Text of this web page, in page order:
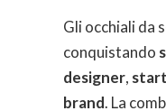
Gli occhiali da
conquistando
designer,
brand. La